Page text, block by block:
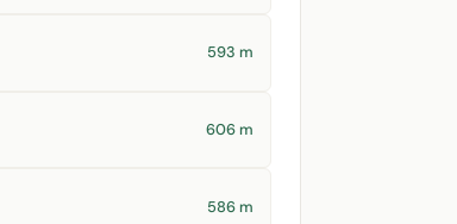
593 m
606 m
586 m